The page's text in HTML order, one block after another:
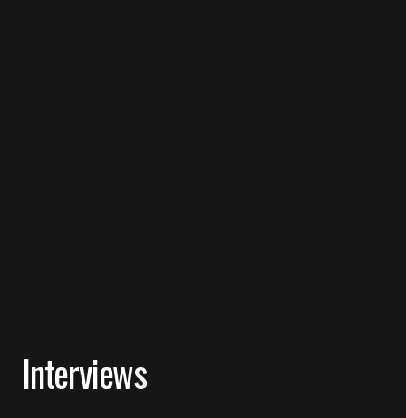
Interviews